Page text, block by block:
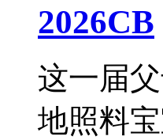
2026CB
这一届
地照料